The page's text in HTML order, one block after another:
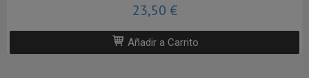
23,50 €
Añadir a Carrito